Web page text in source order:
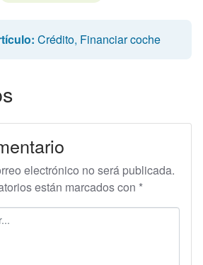
Crédito, Financiar coche
electrónico no será publicada.
están marcados con *